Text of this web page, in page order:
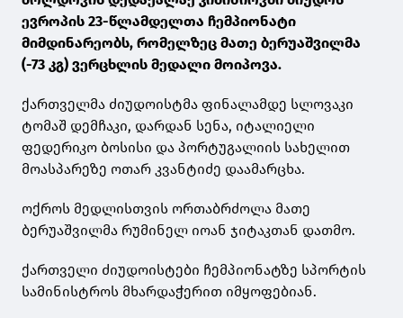
ევროპის 23-წლამდელთა ჩემპიონატი
მიმდინარეობს, რომელზეც მათე ბერუაშვილმა
(-73 კგ) ვერცხლის მედალი მოიპოვა.
ქართველმა ძიუდოისტმა ფინალამდე სლოვაკი
ტომაშ დემჩაკი, დარდან სენა, იტალიელი
ფედერიკო ბოსისი და პორტუგალიის სახელით
მოასპარეზე ოთარ კვანტიძე დაამარცხა.
ოქროს მედლისთვის ორთაბრძოლა მათე
ბერუაშვილმა რუმინელ იოან ჯიტაკთან დათმო.
ქართველი ძიუდოისტები ჩემპიონატზე სპორტის
სამინისტროს მხარდაჭერით იმყოფებიან.